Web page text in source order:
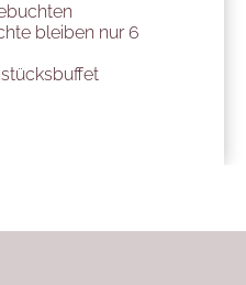
bleiben nur 6